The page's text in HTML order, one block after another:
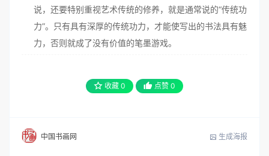
说，还要特别重视艺术传统的修养，就是通常说的“传统功
力”。只有具有深厚的传统功力，才能使写出的书法具有魅
力，否则就成了没有价值的笔墨游戏。
收藏 0 点赞 0
中国书画网 生成海报